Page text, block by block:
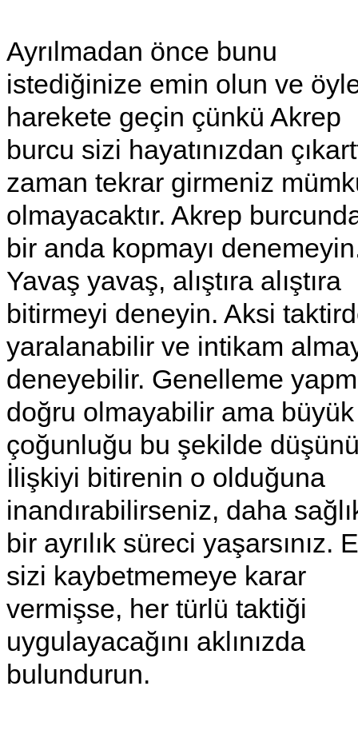
Ayrılmadan önce bunu
istediğinize emin olun ve
harekete geçin çünkü Akrep
burcu sizi hayatınızdan
zaman tekrar girmeniz
olmayacaktır. Akrep
bir anda kopmayı
Yavaş yavaş, alıştıra alıştıra
bitirmeyi deneyin. Aksi
yaralanabilir ve intikam
deneyebilir. Genelleme
doğru olmayabilir ama büyük
çoğunluğu bu şekilde
İlişkiyi bitirenin o olduğuna
inandırabilirseniz, daha
bir ayrılık süreci yaşarsınız.
sizi kaybetmemeye karar
vermişse, her türlü taktiği
uygulayacağını aklınızda
bulundurun.